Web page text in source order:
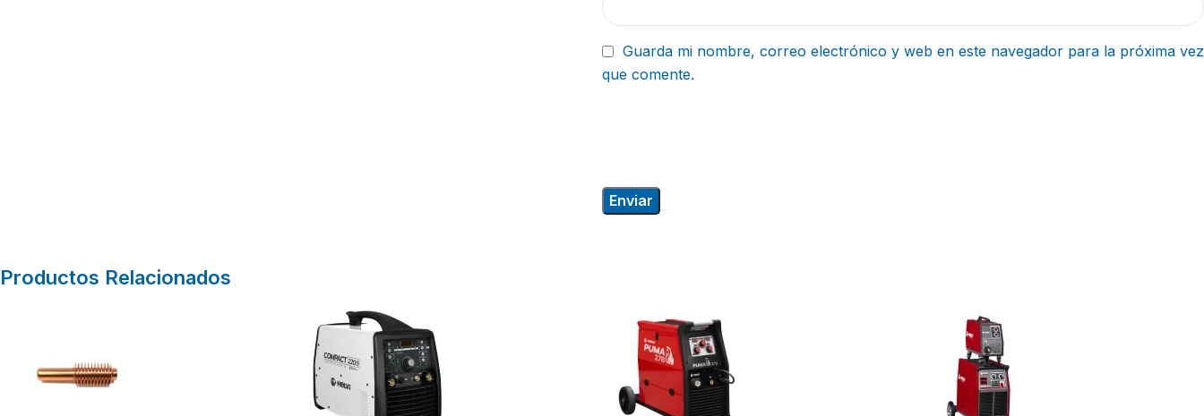
Guarda mi nombre, correo electrónico y web en este navegador para la próxima vez
que comente.
Productos Relacionados